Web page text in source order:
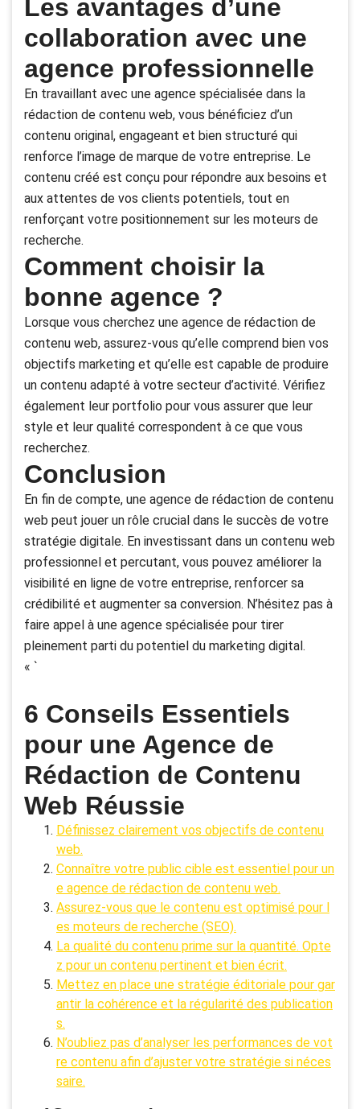
Les avantages d’une
collaboration avec une
agence professionnelle
En travaillant avec une agence spécialisée dans la
rédaction de contenu web, vous bénéficiez d’un
contenu original, engageant et bien structuré qui
renforce l’image de marque de votre entreprise. Le
contenu créé est conçu pour répondre aux besoins et
aux attentes de vos clients potentiels, tout en
renforçant votre positionnement sur les moteurs de
recherche.
Comment choisir la
bonne agence ?
Lorsque vous cherchez une agence de rédaction de
contenu web, assurez-vous qu’elle comprend bien vos
objectifs marketing et qu’elle est capable de produire
un contenu adapté à votre secteur d’activité. Vérifiez
également leur portfolio pour vous assurer que leur
style et leur qualité correspondent à ce que vous
recherchez.
Conclusion
En fin de compte, une agence de rédaction de contenu
web peut jouer un rôle crucial dans le succès de votre
stratégie digitale. En investissant dans un contenu web
professionnel et percutant, vous pouvez améliorer la
visibilité en ligne de votre entreprise, renforcer sa
crédibilité et augmenter sa conversion. N’hésitez pas à
faire appel à une agence spécialisée pour tirer
pleinement parti du potentiel du marketing digital.
« `
6 Conseils Essentiels
pour une Agence de
Rédaction de Contenu
Web Réussie
Définissez clairement vos objectifs de contenu
web.
Connaître votre public cible est essentiel pour un
e agence de rédaction de contenu web.
Assurez-vous que le contenu est optimisé pour l
es moteurs de recherche (SEO).
La qualité du contenu prime sur la quantité. Opte
z pour un contenu pertinent et bien écrit.
Mettez en place une stratégie éditoriale pour gar
antir la cohérence et la régularité des publication
s.
N’oubliez pas d’analyser les performances de vot
re contenu afin d’ajuster votre stratégie si néces
saire.